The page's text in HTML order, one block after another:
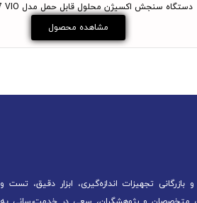
دستگاه سنجش اکسیژن محلول قابل حمل مدل XS OXY 7 VIO
مشاهده محصول
تجهیزات اندازه‌گیری، ابزار دقیق، تست و